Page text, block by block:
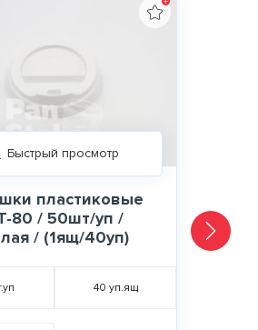
Быстрый просмотр
пластиковые
80 / 50шт/уп /
/ (1ящ/40уп)
40 уп.ящ